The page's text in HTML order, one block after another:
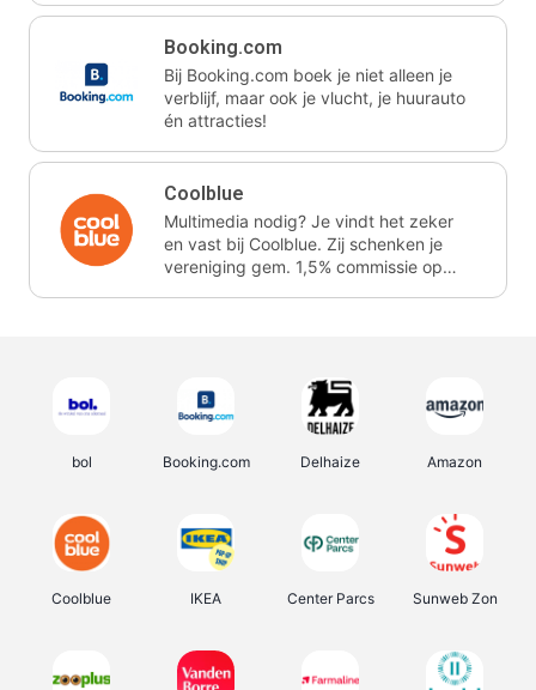
Booking.com
Bij Booking.com boek je niet alleen je
verblijf, maar ook je vlucht, je huurauto
én attracties!
Coolblue
Multimedia nodig? Je vindt het zeker
en vast bij Coolblue. Zij schenken je
vereniging gem. 1,5% commissie op
bol Booking.com Delhaize Amazon
Coolblue IKEA Center Parcs Sunweb Zon